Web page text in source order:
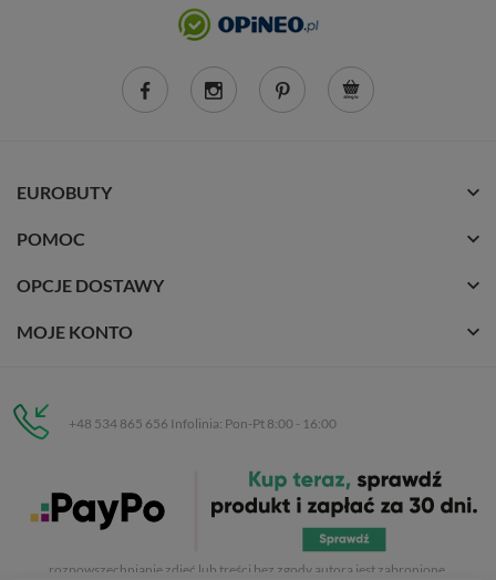
EUROBUTY
POMOC
OPCJE DOSTAWY
MOJE KONTO
+48 534 865 656 Infolinia: Pon-Pt 8:00 - 16:00
C.H. Respan, Rejtana 53a/250
35-326 Rzeszów
. Kopiowanie, przetwarzanie,
rozpowszechnianie zdjęć lub treści bez zgody autora jest zabronione.